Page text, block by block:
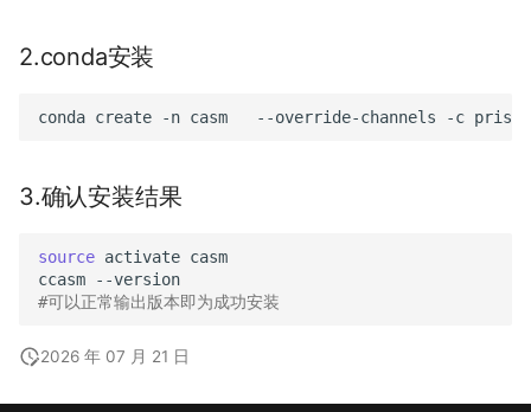
2.conda安装
conda create -n casm --override-channels -c
3.确认安装结果
source activate casm
ccasm
#可以正常输出版本即为成功安装
2026 年 07 月 21 日